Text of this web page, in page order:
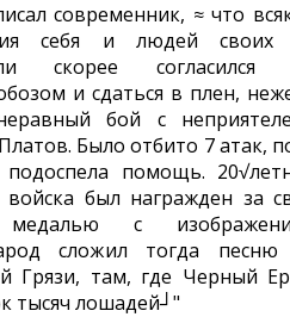
современник, ≈ что
себя и людей своих
скорее согласился
и сдаться в плен,
бой с
Было отбито 7 атак,
помощь.
был награжден за
с
сложил тогда песню
Грязи, там, где Черный
тысяч лошадей┘"